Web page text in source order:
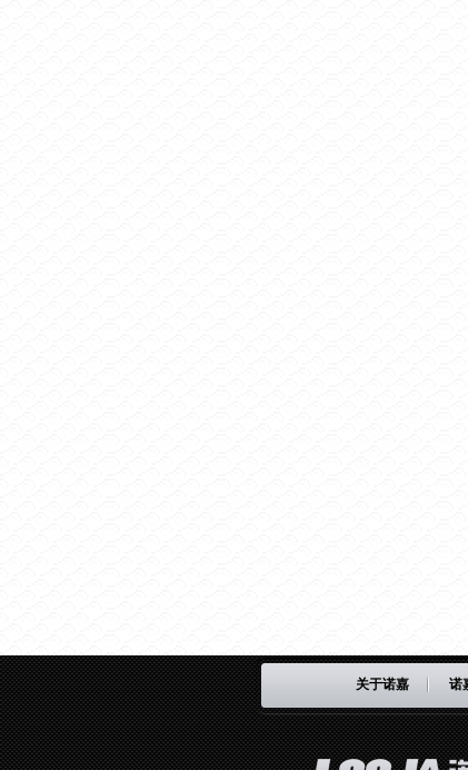
关于诺嘉 诺